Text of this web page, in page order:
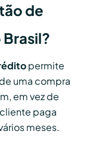
de
permite
uma compra
em vez de
paga
meses.